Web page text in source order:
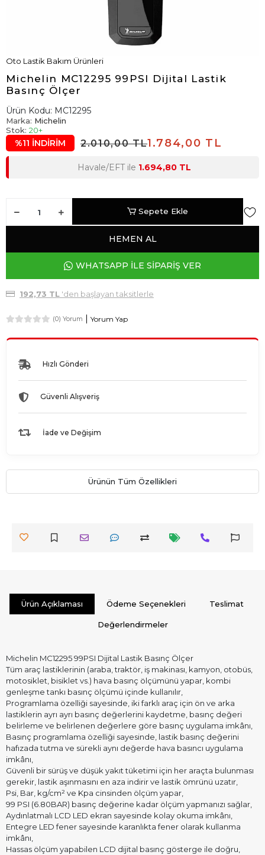
Oto Lastik Bakım Ürünleri
Michelin MC12295 99PSI Dijital Lastik
Basınç Ölçer
Ürün Kodu: MC12295
Marka: Michelin
Stok: 20+
%11 İNDİRİM 2.010,00 TL1.784,00 TL
Havale/EFT ile 1.694,80 TL
Sepete Ekle
HEMEN AL
WHATSAPP İLE SİPARİŞ VER
192,73 TL'den başlayan taksitlerle
(0) Yorum Yorum Yap
Hızlı Gönderi
Güvenli Alışveriş
İade ve Değişim
Ürünün Tüm Özellikleri
Ürün Açıklaması Ödeme Seçenekleri Teslimat
Değerlendirmeler
Michelin MC12295 99PSI Dijital Lastik Basınç Ölçer
Tüm araç lastiklerinin (araba, traktör, iş makinası, kamyon, otobüs,
motosiklet, bisiklet vs.) hava basınç ölçümünü yapar, kombi
genleşme tankı basınç ölçümü içinde kullanılır,
Programlama özelliği sayesinde, iki farklı araç için ön ve arka
lastiklerin ayrı ayrı basınç değerlerini kaydetme, basınç değeri
belirleme ve belirlenen değerlere göre basınç uygulama imkânı,
Basınç programlama özelliği sayesinde, lastik basınç değerini
hafızada tutma ve sürekli aynı değerde hava basıncı uygulama
imkânı,
Güvenli bir sürüş ve düşük yakıt tüketimi için her araçta bulunması
gerekir, lastik aşınmasını en aza indirir ve lastik ömrünü uzatır,
Psi, Bar, kg/cm² ve Kpa cinsinden ölçüm yapar,
99 PSI (6.80BAR) basınç değerine kadar ölçüm yapmanızı sağlar,
Aydınlatmalı LCD LED ekran sayesinde kolay okuma imkânı,
Entegre LED fener sayesinde karanlıkta fener olarak kullanma
imkânı,
Hassas ölçüm yapabilen LCD dijital basınç gösterge ile doğru,